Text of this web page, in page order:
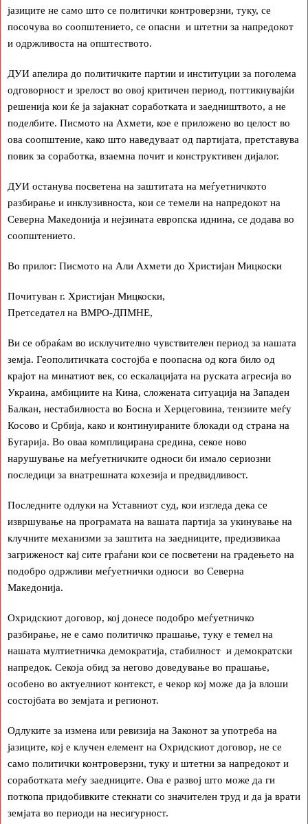
јазиците не само што се политички контроверзни, туку, се
посочува во соопштението, се опасни и штетни за напредокот
и одржливоста на општеството.
ДУИ апелира до политичките партии и институции за поголема
одговорност и зрелост во овој критичен период, поттикнувајќи
решенија кои ќе ја зајакнат соработката и заедништвото, а не
поделбите. Писмото на Ахмети, кое е приложено во целост во
ова соопштение, како што наведуваат од партијата, претставува
повик за соработка, взаемна почит и конструктивен дијалог.
ДУИ останува посветена на заштитата на меѓуетничкото
разбирање и инклузивноста, кои се темели на напредокот на
Северна Македонија и нејзината европска иднина, се додава во
соопштението.
Во прилог: Писмото на Али Ахмети до Христијан Мицкоски
Почитуван г. Христијан Мицкоски,
Претседател на ВМРО-ДПМНЕ,
Ви се обраќам во исклучително чувствителен период за нашата
земја. Геополитичката состојба е поопасна од кога било од
крајот на минатиот век, со ескалацијата на руската агресија во
Украина, амбициите на Кина, сложената ситуација на Западен
Балкан, нестабилноста во Босна и Херцеговина, тензиите меѓу
Косово и Србија, како и континуираните блокади од страна на
Бугарија. Во оваа комплицирана средина, секое ново
нарушување на меѓуетничките односи би имало сериозни
последици за внатрешната кохезија и предвидливост.
Последните одлуки на Уставниот суд, кои изгледа дека се
извршување на програмата на вашата партија за укинување на
клучните механизми за заштита на заедниците, предизвикаа
загриженост кај сите граѓани кои се посветени на градењето на
подобро одржливи меѓуетнички односи во Северна
Македонија.
Охридскиот договор, кој донесе подобро меѓуетничко
разбирање, не е само политичко прашање, туку е темел на
нашата мултиетничка демократија, стабилност и демократски
напредок. Секоја обид за негово доведување во прашање,
особено во актуелниот контекст, е чекор кој може да ја влоши
состојбата во земјата и регионот.
Одлуките за измена или ревизија на Законот за употреба на
јазиците, кој е клучен елемент на Охридскиот договор, не се
само политички контроверзни, туку и штетни за напредокот и
соработката меѓу заедниците. Ова е развој што може да ги
поткопа придобивките стекнати со значителен труд и да ја врати
земјата во периоди на несигурност.